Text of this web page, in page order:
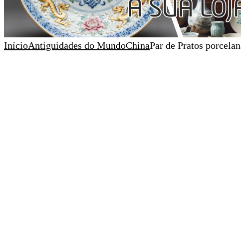
InícioAntiguidades do MundoChinaPar de Pratos